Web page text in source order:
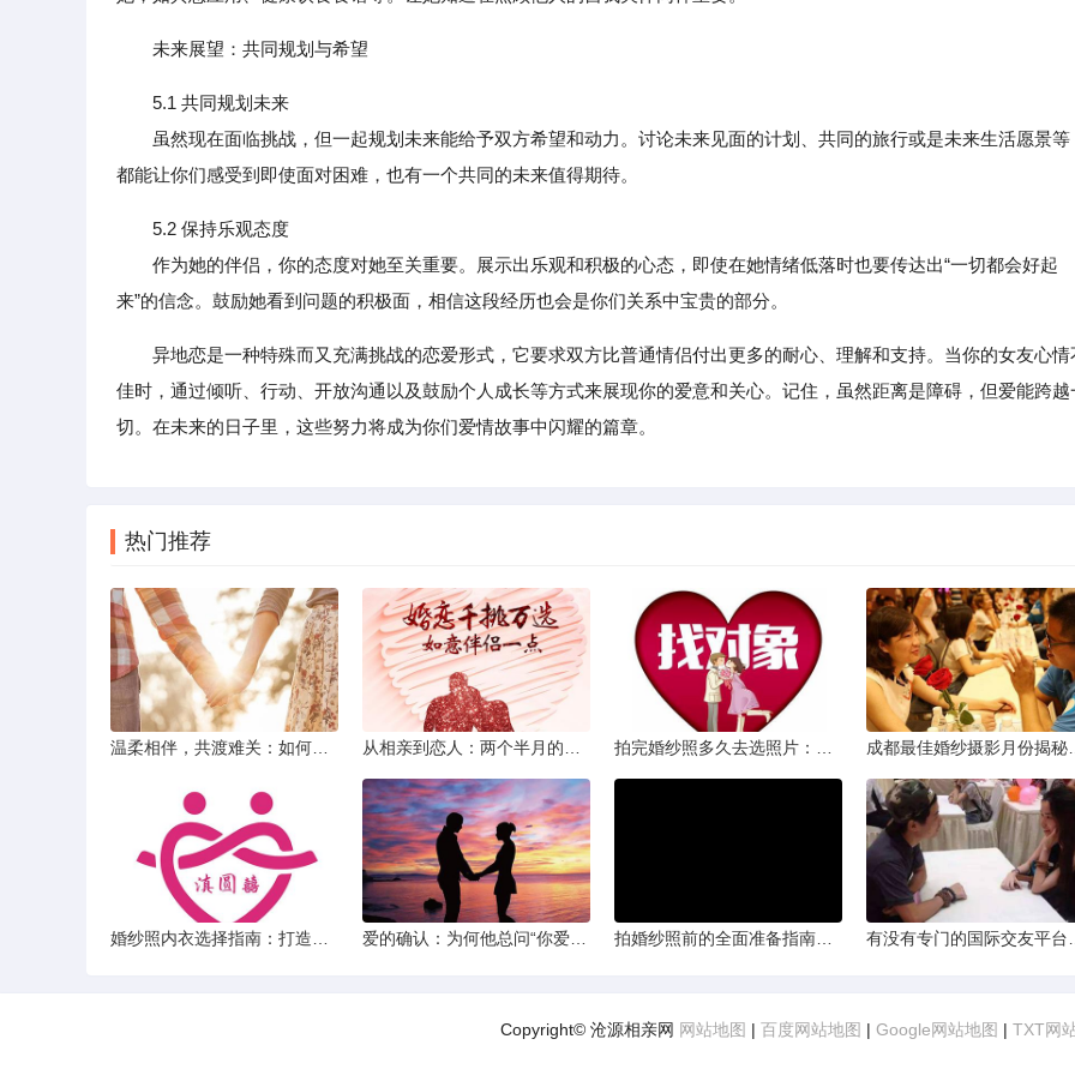
未来展望：共同规划与希望
5.1 共同规划未来
虽然现在面临挑战，但一起规划未来能给予双方希望和动力。讨论未来见面的计划、共同的旅行或是未来生活愿景等
都能让你们感受到即使面对困难，也有一个共同的未来值得期待。
5.2 保持乐观态度
作为她的伴侣，你的态度对她至关重要。展示出乐观和积极的心态，即使在她情绪低落时也要传达出“一切都会好起
来”的信念。鼓励她看到问题的积极面，相信这段经历也会是你们关系中宝贵的部分。
异地恋是一种特殊而又充满挑战的恋爱形式，它要求双方比普通情侣付出更多的耐心、理解和支持。当你的女友心情
佳时，通过倾听、行动、开放沟通以及鼓励个人成长等方式来展现你的爱意和关心。记住，虽然距离是障碍，但爱能跨越
切。在未来的日子里，这些努力将成为你们爱情故事中闪耀的篇章。
热门推荐
Copyright© 沧源相亲网 网站地图 | 百度网站地图 | Google网站地图 | TXT网